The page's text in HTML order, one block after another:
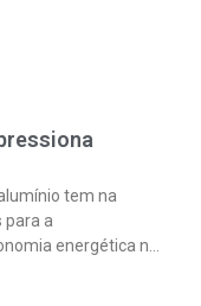
tem na
para a
energética na
limpo, no entanto,